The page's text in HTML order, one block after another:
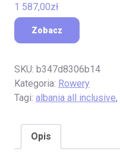
1 587,00zł
Zobacz
SKU: b347d8306b14
Kategoria: Rowery
Tagi: albania all inclusive,
Opis